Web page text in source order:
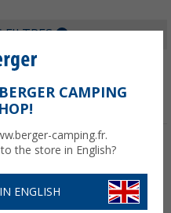
FILTRES
-14%
CAMPING
camping.fr.
the store in English?
ENGLISH